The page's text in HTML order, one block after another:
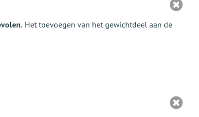
Het toevoegen van het gewichtdeel aan de